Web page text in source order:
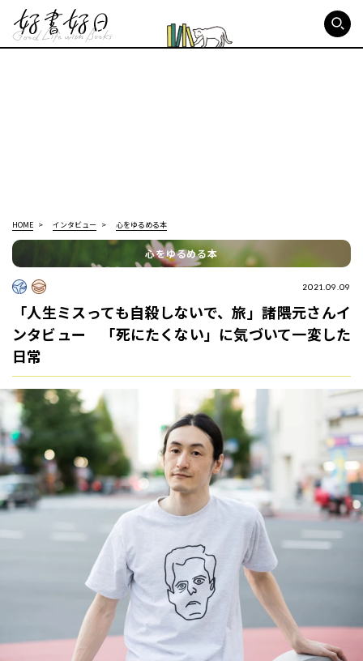
HOME インタビュー 心をゆるめる本
心をゆるめる本
2021.09.09
「人生ミスっても自殺しないで、旅」諸隈元さんイ
ンタビュー 「死にたくない」に気づいて一変した
日常